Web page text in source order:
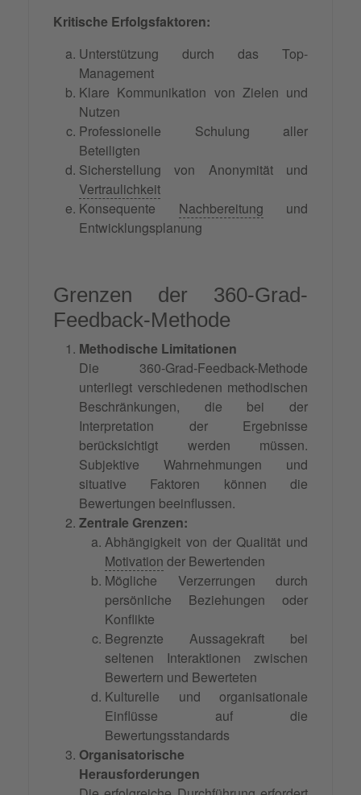
Kritische Erfolgsfaktoren:
Unterstützung durch das Top-
Management
Klare Kommunikation von Zielen und
Nutzen
Professionelle Schulung aller
Beteiligten
Sicherstellung von Anonymität und
Vertraulichkeit
Konsequente Nachbereitung und
Entwicklungsplanung
Grenzen der 360-Grad-
Feedback-Methode
Methodische Limitationen
Die 360-Grad-Feedback-Methode
unterliegt verschiedenen methodischen
Beschränkungen, die bei der
Interpretation der Ergebnisse
berücksichtigt werden müssen.
Subjektive Wahrnehmungen und
situative Faktoren können die
Bewertungen beeinflussen.
Zentrale Grenzen:
Abhängigkeit von der Qualität und
Motivation der Bewertenden
Mögliche Verzerrungen durch
persönliche Beziehungen oder
Konflikte
Begrenzte Aussagekraft bei
seltenen Interaktionen zwischen
Bewertern und Bewerteten
Kulturelle und organisationale
Einflüsse auf die
Bewertungsstandards
Organisatorische
Herausforderungen